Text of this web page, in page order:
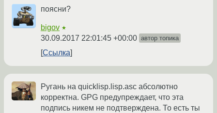
поясни?
bigov ★
30.09.2017 22:01:45 +00:00 автор топика
Ссылка
Ругань на quicklisp.lisp.asc абсолютно
корректна. GPG предупреждает, что эта
подпись никем не подтверждена. То есть ты